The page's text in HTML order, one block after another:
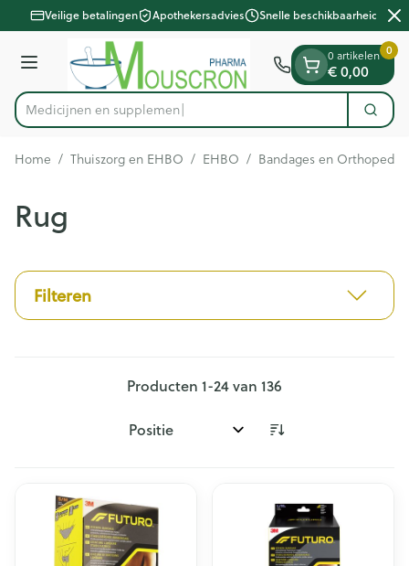
Ga naar de inhoud
2 van 2Veilige betalingen Apothekersadvies Snelle beschikbaarheid
Menu
Product, merk, categorie...
Med Zoek
0 artikelen
€ 0,00
0
Home / Thuiszorg en EHBO / EHBO / Bandages en
Rug
Filteren
Producten 1-24van 136
Sorteer op: